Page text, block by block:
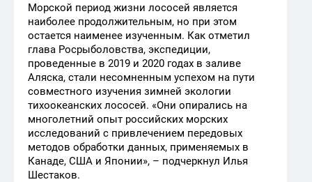
Морской период жизни лососей является
наиболее продолжительным, но при этом
остается наименее изученным. Как отметил
глава Росрыболовства, экспедиции,
проведенные в 2019 и 2020 годах в заливе
Аляска, стали несомненным успехом на пути
совместного изучения зимней экологии
тихоокеанских лососей. «Они опирались на
многолетний опыт российских морских
исследований с привлечением передовых
методов обработки данных, применяемых в
Канаде, США и Японии», – подчеркнул Илья
Шестаков.